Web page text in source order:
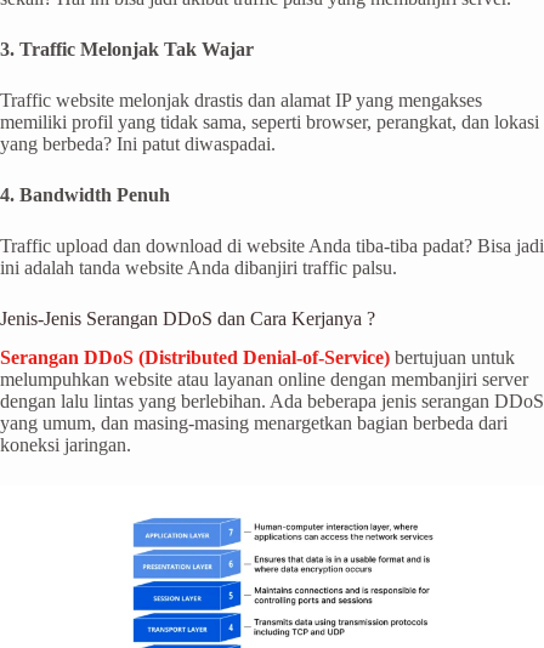
3. Traffic Melonjak Tak Wajar
Traffic website melonjak drastis dan alamat IP yang mengakses
memiliki profil yang tidak sama, seperti browser, perangkat, dan lokasi
yang berbeda? Ini patut diwaspadai.
4. Bandwidth Penuh
Traffic upload dan download di website Anda tiba-tiba padat? Bisa jadi
ini adalah tanda website Anda dibanjiri traffic palsu.
Jenis-Jenis Serangan DDoS dan Cara Kerjanya ?
Serangan DDoS (Distributed Denial-of-Service) bertujuan untuk
melumpuhkan website atau layanan online dengan membanjiri server
dengan lalu lintas yang berlebihan. Ada beberapa jenis serangan DDoS
yang umum, dan masing-masing menargetkan bagian berbeda dari
koneksi jaringan.